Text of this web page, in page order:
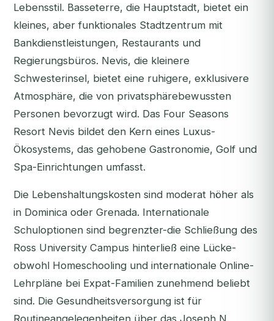
Lebensstil. Basseterre, die Hauptstadt, bietet ein
kleines, aber funktionales Stadtzentrum mit
Bankdienstleistungen, Restaurants und
Regierungsbüros. Nevis, die kleinere
Schwesterinsel, bietet eine ruhigere, exklusivere
Atmosphäre, die von privatsphärebewussten
Personen bevorzugt wird. Das Four Seasons
Resort Nevis bildet den Kern eines Luxus-
Ökosystems, das gehobene Gastronomie, Golf und
Spa-Einrichtungen umfasst.
Die Lebenshaltungskosten sind moderat höher als
in Dominica oder Grenada. Internationale
Schuloptionen sind begrenzter-die Schließung des
Ross University Campus hinterließ eine Lücke-
obwohl Homeschooling und internationale Online-
Lehrpläne bei Expat-Familien zunehmend beliebt
sind. Die Gesundheitsversorgung ist für
Routineangelegenheiten über das Joseph N.